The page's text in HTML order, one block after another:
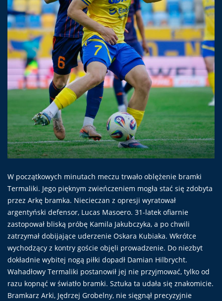
W początkowych minutach meczu trwało oblężenie bramki
Termaliki. Jego pięknym zwieńczeniem mogła stać się zdobyta
przez Arkę bramka. Niecieczan z opresji wyratował
argentyński defensor, Lucas Masoero. 31-latek ofiarnie
zastopował bliską próbę Kamila Jakubczyka, a po chwili
zatrzymał dobijające uderzenie Oskara Kubiaka. Wkrótce
wychodzący z kontry goście objęli prowadzenie. Do niezbyt
dokładnie wybitej nogą piłki dopadł Damian Hilbrycht.
Wahadłowy Termaliki postanowił jej nie przyjmować, tylko od
razu kopnąć w światło bramki. Sztuka ta udała się znakomicie.
Bramkarz Arki, Jędrzej Grobelny, nie sięgnął precyzyjnie